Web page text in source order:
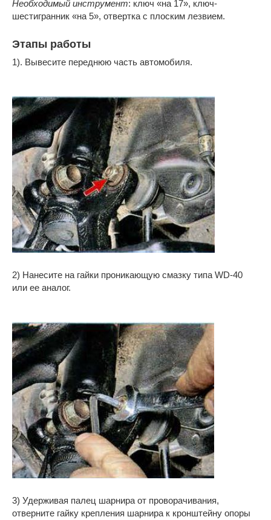
Необходимый инструмент: ключ «на 17», ключ-
шестигранник «на 5», отвертка с плоским лезвием.
Этапы работы
1). Вывесите переднюю часть автомобиля.
2) Нанесите на гайки проникающую смазку типа WD-40
или ее аналог.
3) Удерживая палец шарнира от проворачивания,
отверните гайку крепления шарнира к кронштейну опоры